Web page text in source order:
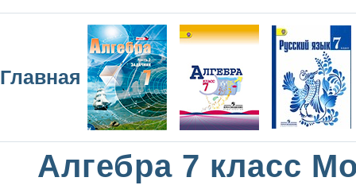
Главная
Алгебра 7 класс